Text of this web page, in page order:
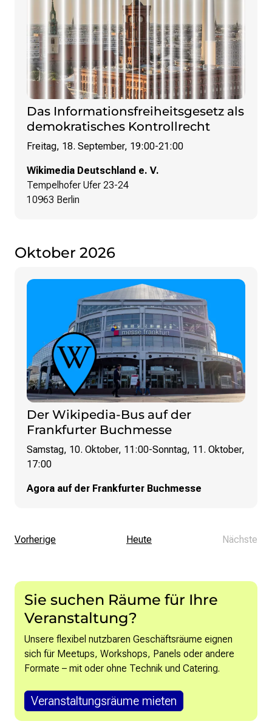
Zum Inhalt überspringen
Das Informationsfreiheitsgesetz als
demokratisches Kontrollrecht
Freitag, 18. September, 19:00-21:00
Wikimedia Deutschland e. V.
Tempelhofer Ufer 23-24
10963 Berlin
Oktober 2026
Der Wikipedia-Bus auf der
Frankfurter Buchmesse
Samstag, 10. Oktober, 11:00-Sonntag, 11. Oktober,
17:00
Agora auf der Frankfurter Buchmesse
VorherigeVeranstaltungen Heute
Nächste
Sie suchen Räume für Ihre
Veranstaltung?
Unsere flexibel nutzbaren Geschäftsräume eignen
sich für Meetups, Workshops, Panels oder andere
Formate – mit oder ohne Technik und Catering.
Veranstaltungsräume mieten